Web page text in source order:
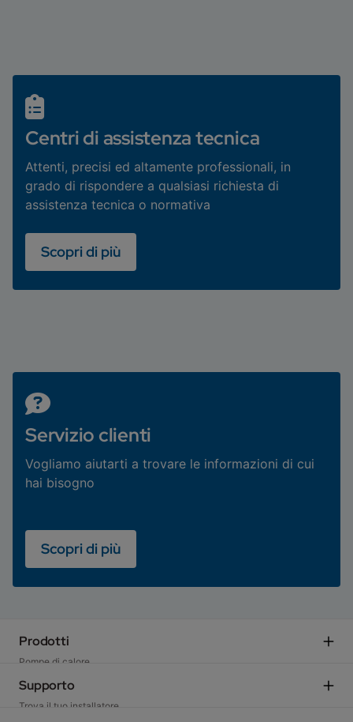
Centri di assistenza tecnica
Attenti, precisi ed altamente professionali, in
grado di rispondere a qualsiasi richiesta di
assistenza tecnica o normativa
Scopri di più
Servizio clienti
Vogliamo aiutarti a trovare le informazioni di cui
hai bisogno
Scopri di più
Prodotti
Pompe di calore
Sistemi Ibridi
Caldaie residenziali
Supporto
Trova il tuo installatore